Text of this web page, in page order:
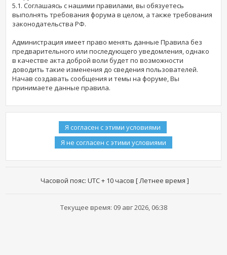
5.1. Соглашаясь с нашими правилами, вы обязуетесь
выполнять требования форума в целом, а также требования
законодательства РФ.
Администрация имеет право менять данные Правила без
предварительного или последующего уведомления, однако
в качестве акта доброй воли будет по возможности
доводить такие изменения до сведения пользователей.
Начав создавать сообщения и темы на форуме, Вы
принимаете данные правила.
Часовой пояс: UTC + 10 часов [ Летнее время ]
Текущее время: 09 авг 2026, 06:38